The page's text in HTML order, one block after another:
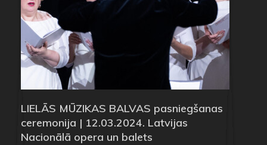
LIELĀS MŪZIKAS BALVAS pasniegšanas
ceremonija | 12.03.2024. Latvijas
Nacionālā opera un balets